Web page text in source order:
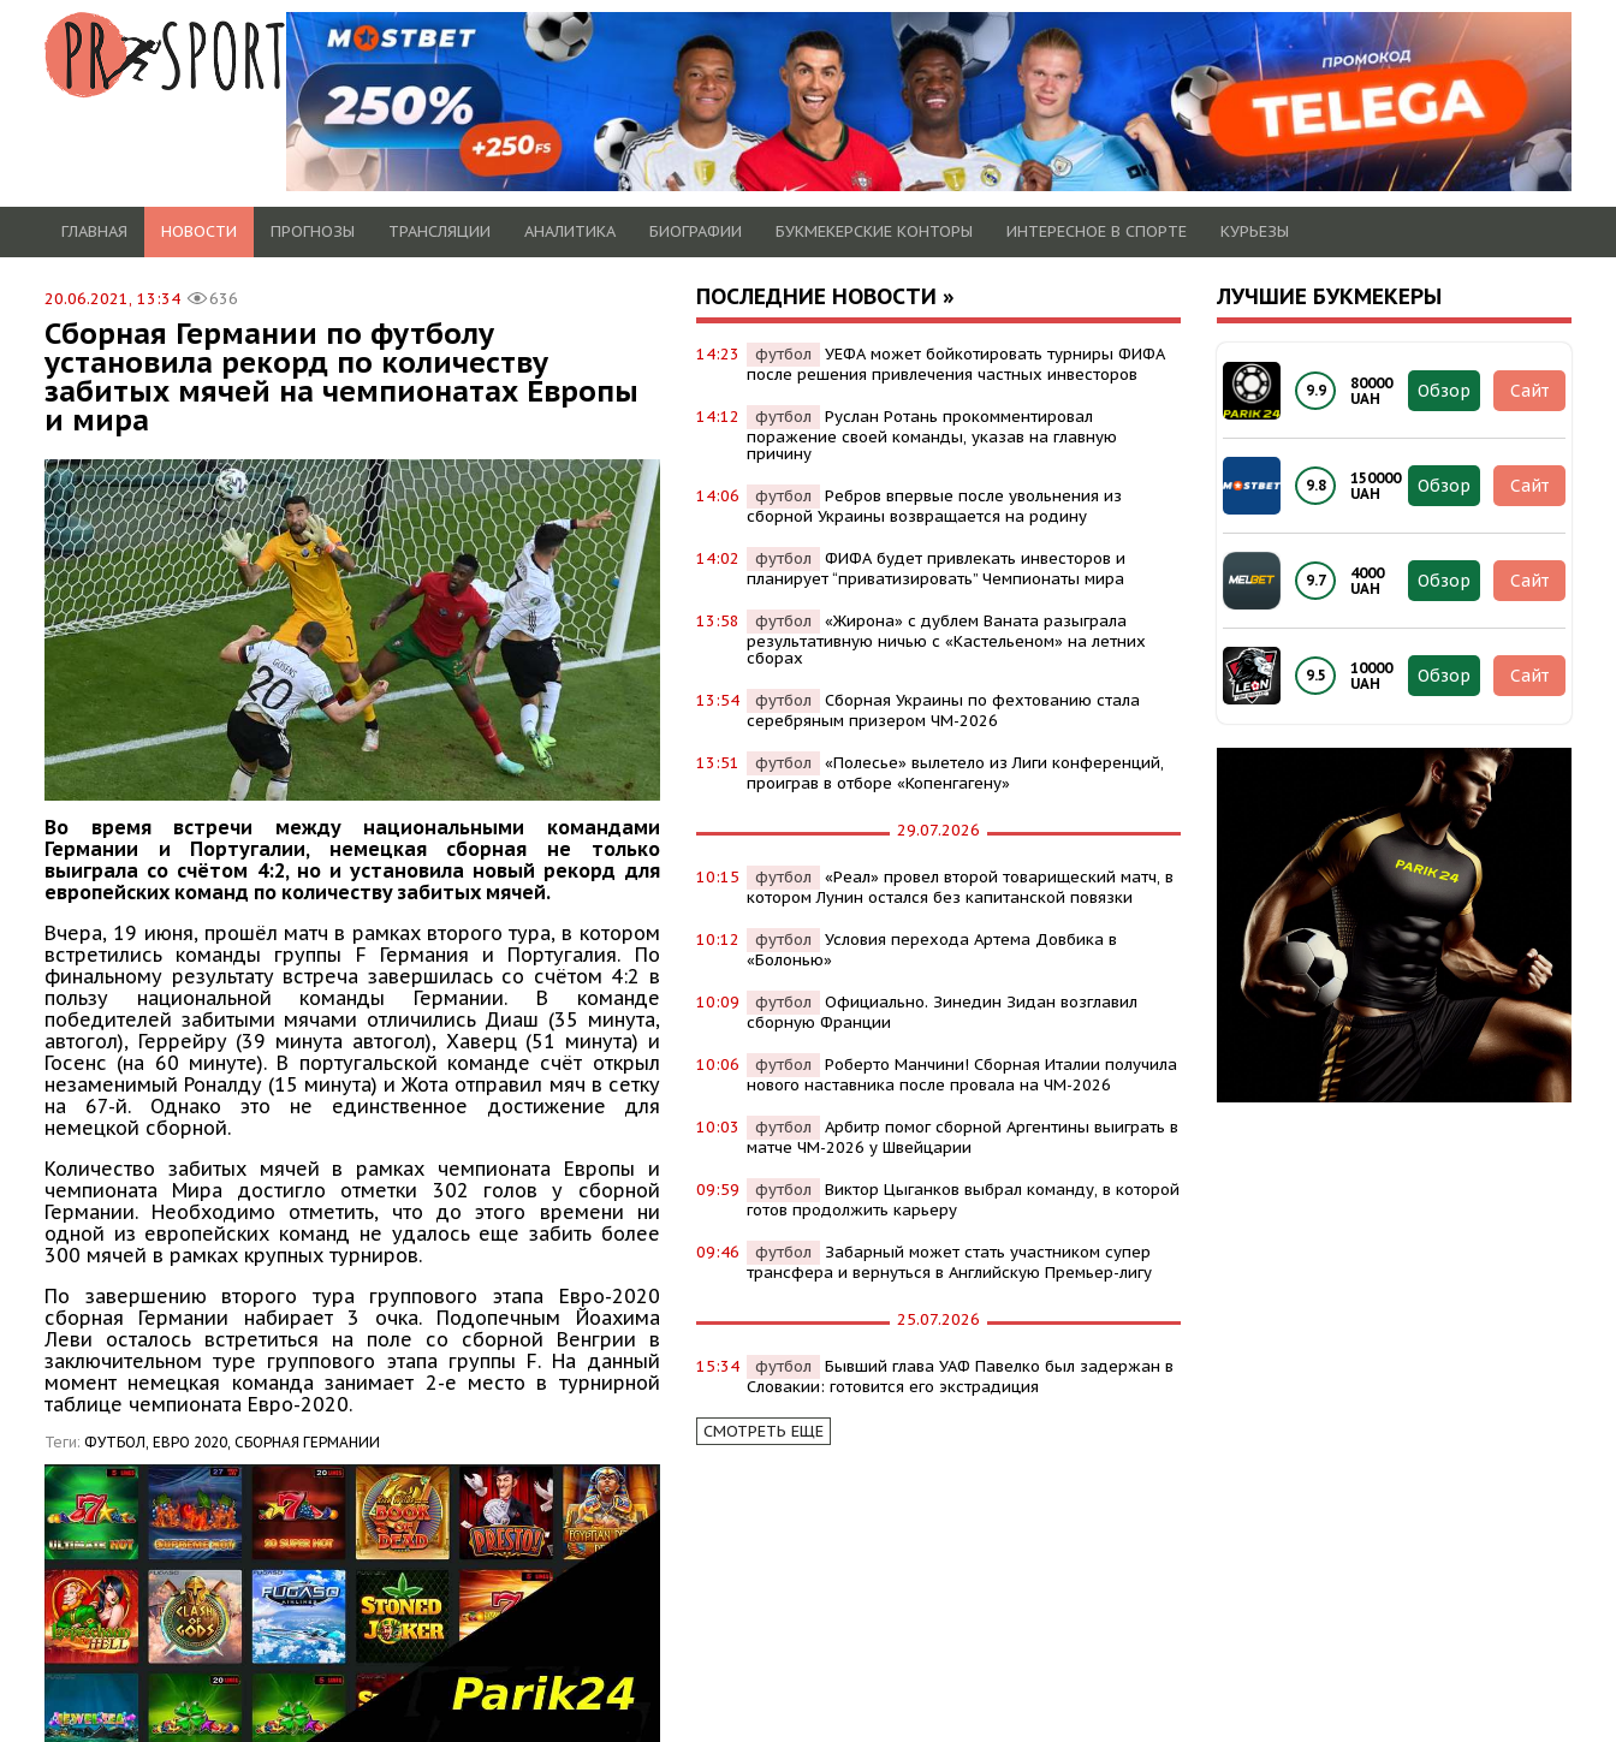
ГЛАВНАЯ НОВОСТИ ПРОГНОЗЫ ТРАНСЛЯЦИИ АНАЛИТИКА БИОГРАФИИ БУКМЕКЕРСКИЕ КОНТОРЫ ИНТЕРЕСНОЕ В СПОРТЕ КУРЬЕЗЫ
20.06.2021, 13:34 636
Сборная Германии по футболу
установила рекорд по количеству
забитых мячей на чемпионатах Европы
и мира
Во время встречи между национальными командами
Германии и Португалии, немецкая сборная не только
выиграла со счётом 4:2, но и установила новый рекорд для
европейских команд по количеству забитых мячей.
Вчера, 19 июня, прошёл матч в рамках второго тура, в котором
встретились команды группы F Германия и Португалия. По
финальному результату встреча завершилась со счётом 4:2 в
пользу национальной команды Германии. В команде
победителей забитыми мячами отличились Диаш (35 минута,
автогол), Геррейру (39 минута автогол), Хаверц (51 минута) и
Госенс (на 60 минуте). В португальской команде счёт открыл
незаменимый Роналду (15 минута) и Жота отправил мяч в сетку
на 67-й. Однако это не единственное достижение для
немецкой сборной.
Количество забитых мячей в рамках чемпионата Европы и
чемпионата Мира достигло отметки 302 голов у сборной
Германии. Необходимо отметить, что до этого времени ни
одной из европейских команд не удалось еще забить более
300 мячей в рамках крупных турниров.
По завершению второго тура группового этапа Евро-2020
сборная Германии набирает 3 очка. Подопечным Йоахима
Леви осталось встретиться на поле со сборной Венгрии в
заключительном туре группового этапа группы F. На данный
момент немецкая команда занимает 2-е место в турнирной
таблице чемпионата Евро-2020.
Теги: ФУТБОЛ, ЕВРО 2020, СБОРНАЯ ГЕРМАНИИ
ПОСЛЕДНИЕ НОВОСТИ »
14:23 футбол
УЕФА может бойкотировать турниры ФИФА
после решения привлечения частных инвесторов
14:12 футбол
Руслан Ротань прокомментировал
поражение своей команды, указав на главную
причину
14:06 футбол
Ребров впервые после увольнения из
сборной Украины возвращается на родину
14:02 футбол
ФИФА будет привлекать инвесторов и
планирует “приватизировать” Чемпионаты мира
13:58 футбол
«Жирона» с дублем Ваната разыграла
результативную ничью с «Кастельеном» на летних
сборах
13:54 футбол
Сборная Украины по фехтованию стала
серебряным призером ЧМ-2026
13:51 футбол
«Полесье» вылетело из Лиги конференций,
проиграв в отборе «Копенгагену»
29.07.2026
10:15 футбол
«Реал» провел второй товарищеский матч, в
котором Лунин остался без капитанской повязки
10:12 футбол
Условия перехода Артема Довбика в
«Болонью»
10:09 футбол
Официально. Зинедин Зидан возглавил
сборную Франции
10:06 футбол
Роберто Манчини! Сборная Италии получила
нового наставника после провала на ЧМ-2026
10:03 футбол
Арбитр помог сборной Аргентины выиграть в
матче ЧМ-2026 у Швейцарии
09:59 футбол
Виктор Цыганков выбрал команду, в которой
готов продолжить карьеру
09:46 футбол
Забарный может стать участником супер
трансфера и вернуться в Английскую Премьер-лигу
25.07.2026
15:34 футбол
Бывший глава УАФ Павелко был задержан в
Словакии: готовится его экстрадиция
СМОТРЕТЬ ЕЩЕ
ЛУЧШИЕ БУКМЕКЕРЫ
9.9
80000
UAH
Обзор Сайт
9.8
150000
UAH
Обзор Сайт
9.7
4000
UAH
Обзор Сайт
9.5
10000
UAH
Обзор Сайт